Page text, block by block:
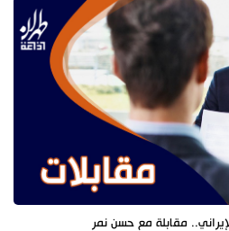
مقابلة مع حسن نمر